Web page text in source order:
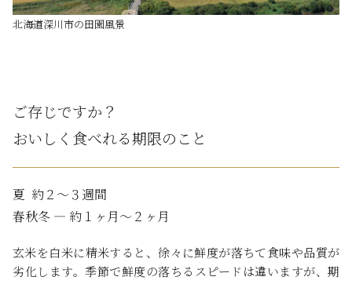
北海道深川市の田園風景
ご存じですか？
おいしく食べれる期限のこと
夏 ――― 約２～３週間
春秋冬 ― 約１ヶ月～２ヶ月
玄米を白米に精米すると、徐々に鮮度が落ちて食味や品質が
劣化します。季節で鮮度の落ちるスピードは違いますが、期